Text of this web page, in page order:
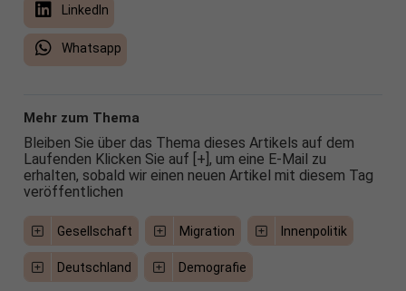
LinkedIn
Whatsapp
Mehr zum Thema
Bleiben Sie über das Thema dieses Artikels auf dem
Laufenden Klicken Sie auf [+], um eine E-Mail zu
erhalten, sobald wir einen neuen Artikel mit diesem Tag
veröffentlichen
Gesellschaft Migration Innenpolitik
Deutschland Demografie